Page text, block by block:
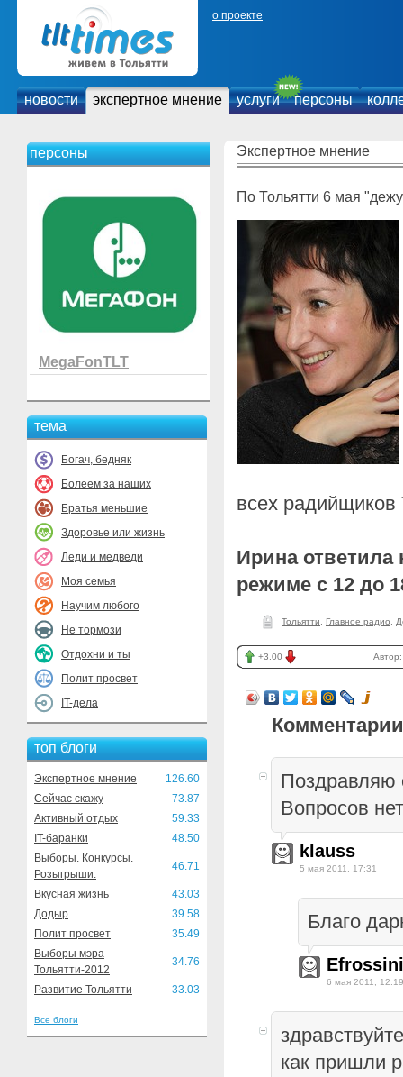
о проекте
новости экспертное мнение услуги персоны
персоны
MegaFonTLT
тема
Богач, бедняк
Болеем за наших
Братья меньшие
Здоровье или жизнь
Леди и медведи
Моя семья
Научим любого
Не тормози
Отдохни и ты
Полит просвет
IT-дела
топ блоги
Экспертное мнение
126.60
Сейчас скажу
73.87
Активный отдых
59.33
IT-баранки
48.50
Выборы. Конкурсы.
Розыгрыши.
46.71
Вкусная жизнь
43.03
Додыр
39.58
Полит просвет
35.49
Выборы мэра
Тольятти-2012
34.76
Развитие Тольятти 33.03
Все блоги
Экспертное мнение
По Тольятти 6 мая
всех радийщиков
Ирина
режиме с 12 до
Тольятти Главное радио
+3.00
Поздравляю
Вопросов
klauss
5 мая 2011, 17:31
Благо
6 мая 2011, 12:19
как пришли